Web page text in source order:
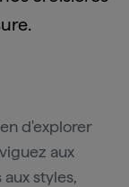
d'explorer
aux
styles,